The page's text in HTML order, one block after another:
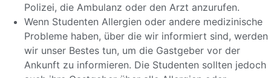
Polizei, die Ambulanz oder den Arzt anzurufen.
Wenn Studenten Allergien oder andere medizinische
Probleme haben, über die wir informiert sind, werden
wir unser Bestes tun, um die Gastgeber vor der
Ankunft zu informieren. Die Studenten sollten jedoch